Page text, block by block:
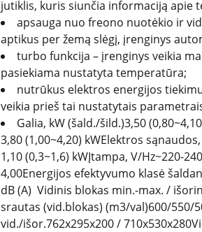
jutiklis, kuris siunčia informaciją apie
apsauga nuo freono nuotėkio ir
aptikus per žemą slėgį, įrenginys
turbo funkcija – įrenginys veikia
pasiekiama nustatyta temperatūra;
nutrūkus elektros energijos
veikia prieš tai nustatytais
Galia, kW (šald./šild.)3,50
3,80 (1,00~4,20) kWElektros
1,10 (0,3~1,6) kWĮtampa, V/Hz~220-
4,00Energijos efektyvumo klasė
dB (A) Vidinis blokas min.-max. /
srautas (vid.blokas) (m3/val)600/550/
vid./išor.762x295x200 /